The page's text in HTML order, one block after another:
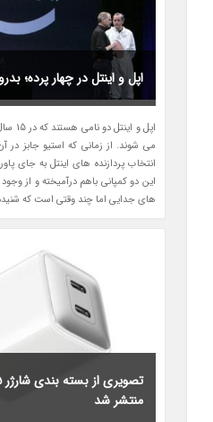
اپل و اینتل در چهار پرده؛
اپل و
می شوند. از زمانی که استیو جابز در
انتخاب پردازنده های اینتل به جای
این دو کمپانی باهم درآمیخته و از
های جدایی اما چند وقتی است که
منتشر شد